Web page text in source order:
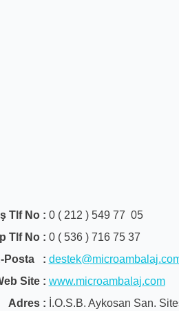
İş Tlf No : 0 ( 212 ) 549 77 05
Tlf No : 0 ( 536 ) 716 75 37
Posta :
Site : www.microambalaj.com
Adres : İ.O.S.B. Aykosan San.